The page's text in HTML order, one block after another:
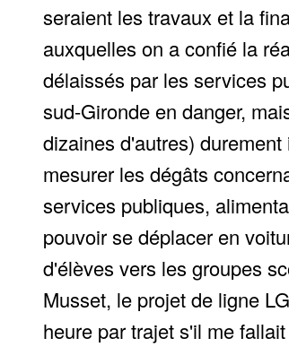
seraient les travaux et la
auxquelles on a confié la
délaissés par les services
sud-Gironde en danger,
dizaines d'autres)
mesurer les dégâts
services publiques,
pouvoir se déplacer en
d'élèves vers les groupes
Musset, le projet de ligne
heure par trajet s'il me